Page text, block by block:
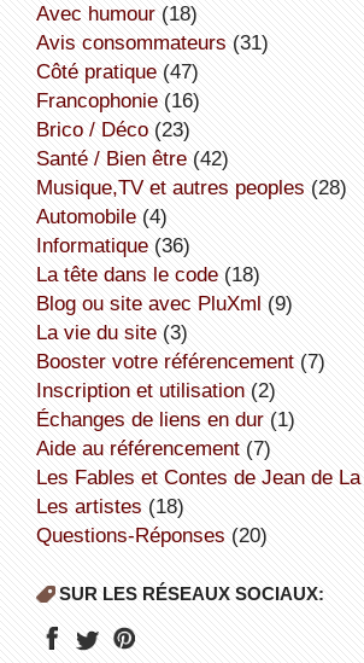
avec humour(18)
avis consommateurs (31)
côté pratique(47)
Francophonie(16)
Brico / Déco(23)
Santé / Bien être(42)
Musique,TV et autres peoples (28)
Automobile(4)
informatique(36)
la tête dans le code(18)
Blog ou site avec PluXml (9)
la vie du site(3)
booster votre référencement(7)
inscription et utilisation(2)
échanges de liens en dur(1)
aide au référencement(7)
Les Fables et Contes de Jean de
Les artistes (18)
Questions-Réponses (20)
SUR LES RÉSEAUX SOCIAUX: